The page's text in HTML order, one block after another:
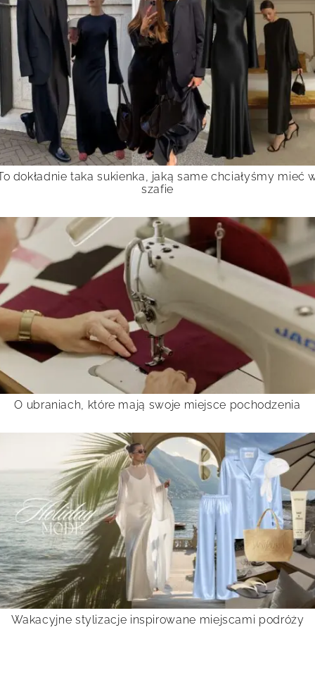
dokładnie taka sukienka, jaką same chciałyśmy mieć
szafie
O ubraniach, które mają swoje miejsce pochodzenia
Wakacyjne stylizacje inspirowane miejscami podróży